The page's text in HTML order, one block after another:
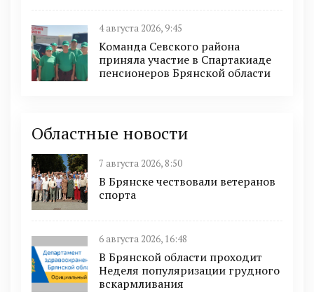
4 августа 2026, 9:45
Команда Севского района
приняла участие в Спартакиаде
пенсионеров Брянской области
Областные новости
7 августа 2026, 8:50
В Брянске чествовали ветеранов
спорта
6 августа 2026, 16:48
В Брянской области проходит
Неделя популяризации грудного
вскармливания